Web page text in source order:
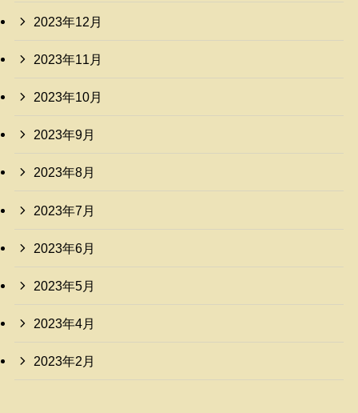
2023年12月
2023年11月
2023年10月
2023年9月
2023年8月
2023年7月
2023年6月
2023年5月
2023年4月
2023年2月